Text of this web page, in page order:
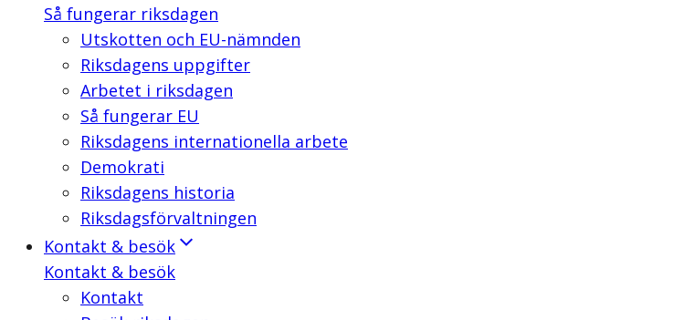
Så fungerar riksdagen
Utskotten och EU-nämnden
Riksdagens uppgifter
Arbetet i riksdagen
Så fungerar EU
Riksdagens internationella arbete
Demokrati
Riksdagens historia
Riksdagsförvaltningen
Kontakt & besök
Kontakt & besök
Kontakt